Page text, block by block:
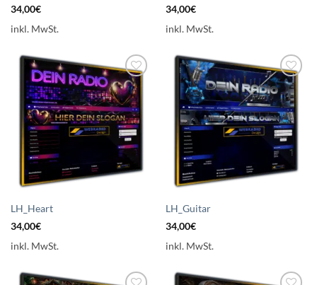
34,00€
inkl. MwSt.
34,00€
inkl. MwSt.
Auf die
Wunschliste
setzen
LH_Heart
34,00€
inkl. MwSt.
Auf die
Wunschliste
setzen
LH_Guitar
34,00€
inkl. MwSt.